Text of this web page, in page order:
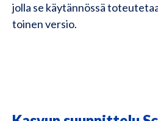
jolla se käytännössä
toinen versio.